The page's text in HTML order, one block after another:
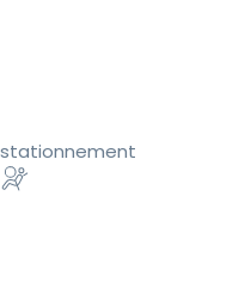
stationnement